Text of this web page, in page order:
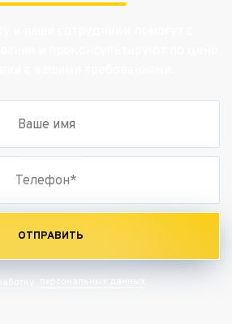
ОТПРАВИТЬ
персональных данных